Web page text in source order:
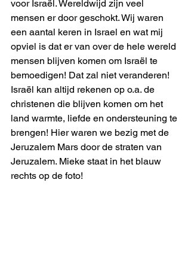
voor Israël. Wereldwijd zijn veel
mensen er door geschokt. Wij waren
een aantal keren in Israel en wat mij
opviel is dat er van over de hele wereld
mensen blijven komen om Israël te
bemoedigen! Dat zal niet veranderen!
Israël kan altijd rekenen op o.a. de
christenen die blijven komen om het
land warmte, liefde en ondersteuning te
brengen! Hier waren we bezig met de
Jeruzalem Mars door de straten van
Jeruzalem. Mieke staat in het blauw
rechts op de foto!